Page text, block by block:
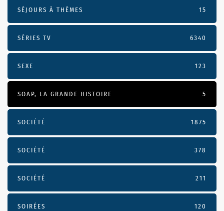
SÉJOURS À THÈMES 15
SÉRIES TV 6340
SEXE 123
SOAP, LA GRANDE HISTOIRE 5
SOCIÉTÉ 1875
SOCIÉTÉ 378
SOCIÉTÉ 211
SOIRÉES 120